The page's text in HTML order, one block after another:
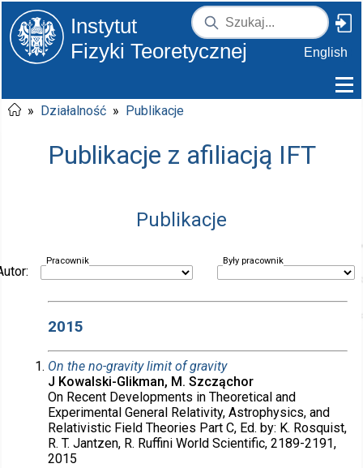
Instytut
Fizyki Teoretycznej
English
» Działalność » Publikacje
Publikacje z afiliacją IFT
Publikacje
Pracownik Były pracownik
2015
On the no-gravity limit of gravity
J Kowalski-Glikman, M. Szcząchor
On Recent Developments in Theoretical and
Experimental General Relativity, Astrophysics, and
Relativistic Field Theories Part C, Ed. by: K. Rosquist,
R. T. Jantzen, R. Ruffini World Scientific, 2189-2191,
2015